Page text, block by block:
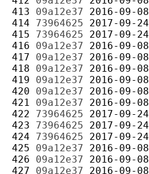
413 09a12e37 2016-09-08
414 73964625 2017-09-24
415 73964625 2017-09-24
416 09a12e37 2016-09-08
417 09a12e37 2016-09-08
418 09a12e37 2016-09-08
419 09a12e37 2016-09-08
420 09a12e37 2016-09-08
421 09a12e37 2016-09-08
422 73964625 2017-09-24
423 73964625 2017-09-24
424 73964625 2017-09-24
425 09a12e37 2016-09-08
426 09a12e37 2016-09-08
427 09a12e37 2016-09-08